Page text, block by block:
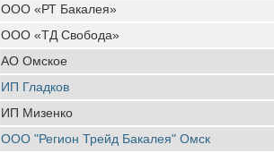
ООО «РТ Бакалея»
ООО «ТД Свобода»
АО Омское
ИП Гладков
ИП Мизенко
ООО "Регион Трейд Бакалея" Омск